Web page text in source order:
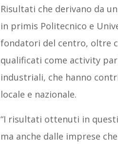
Risultati che derivano da un
in primis Politecnico e
fondatori del centro, oltre
qualificati come activity
industriali, che hanno
locale e nazionale.
“I risultati ottenuti in
ma anche dalle imprese